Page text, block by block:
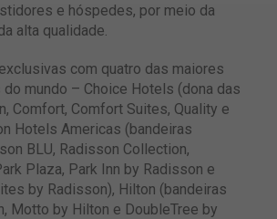
e hóspedes, por meio da
alta qualidade.
com quatro das maiores
mundo – Choice Hotels (dona das
Comfort, Comfort Suites, Quality e
Hotels Americas (bandeiras
BLU, Radisson Collection,
Plaza, Park Inn by Radisson e
by Radisson), Hilton (bandeiras
Motto by Hilton e DoubleTree by